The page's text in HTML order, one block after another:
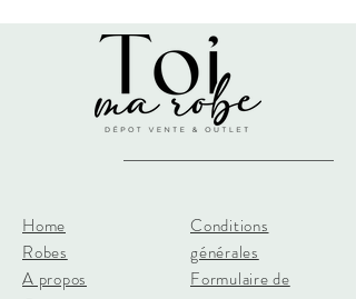
Home
Robes
A propos
Conditions
générales
Formulaire de